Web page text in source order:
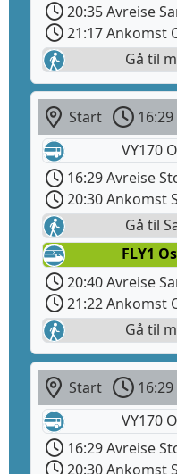
20:35 Avreise
21:17 Ankomst
Gå til
Start 16:29
VY170
16:29 Avreise
20:30 Ankomst
Gå til
FLY1
20:40 Avreise
21:22 Ankomst
Gå til
Start 16:29
VY170
16:29 Avreise
20:30 Ankomst